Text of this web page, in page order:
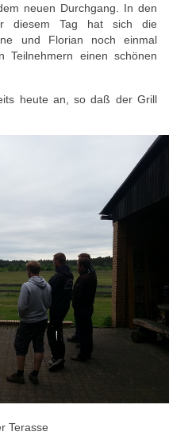
neuen Durchgang. In den
diesem Tag hat sich die
und Florian noch einmal
einen schönen
heute an, so daß der Grill
Terasse